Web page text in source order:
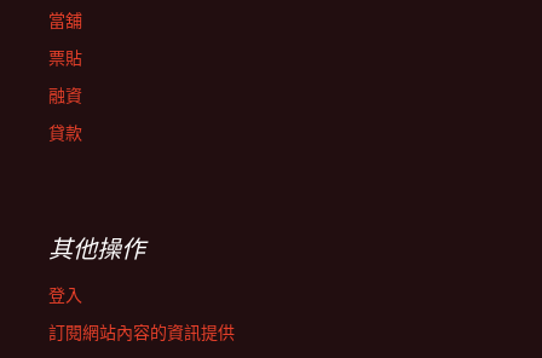
當舖
票貼
融資
貸款
其他操作
登入
訂閱網站內容的資訊提供